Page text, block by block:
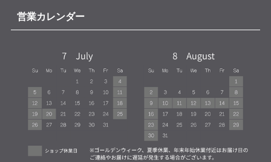
営業カレンダー